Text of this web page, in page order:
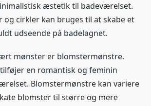
æstetik til badeværelset.
og cirkler kan bruges til at skabe et
udseende på badelagnet.
mønster er blomstermønstre.
en romantisk og feminin
Blomstermønstre kan variere
blomster til større og mere